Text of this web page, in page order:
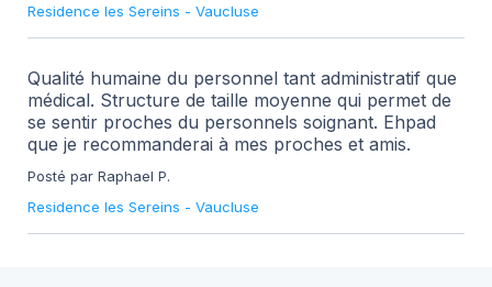
Residence les Sereins - Vaucluse
Qualité humaine du personnel tant administratif que
médical. Structure de taille moyenne qui permet de
se sentir proches du personnels soignant. Ehpad
que je recommanderai à mes proches et amis.
Posté par Raphael P.
Residence les Sereins - Vaucluse